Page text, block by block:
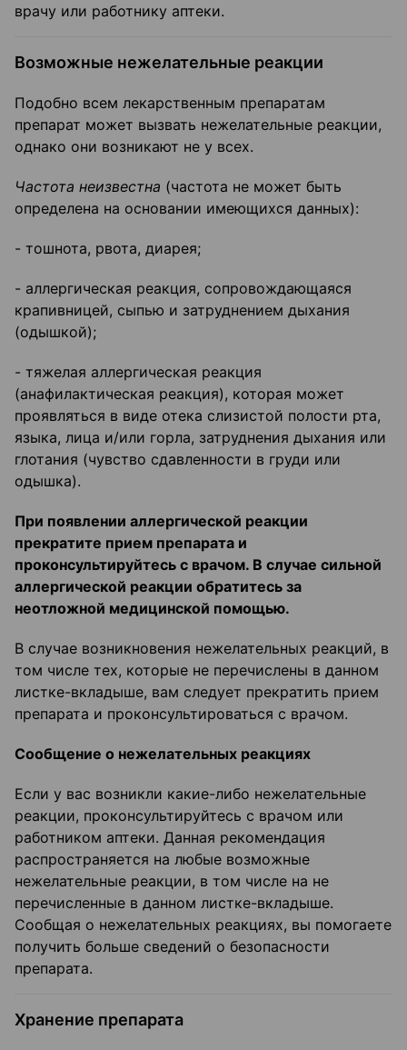
врачу или работнику аптеки.
Возможные нежелательные реакции
Подобно всем лекарственным препаратам
препарат может вызвать нежелательные реакции,
однако они возникают не у всех.
Частота неизвестна (частота не может быть
определена на основании имеющихся данных):
- тошнота, рвота, диарея;
- аллергическая реакция, сопровождающаяся
крапивницей, сыпью и затруднением дыхания
(одышкой);
- тяжелая аллергическая реакция
(анафилактическая реакция), которая может
проявляться в виде отека слизистой полости рта,
языка, лица и/или горла, затруднения дыхания или
глотания (чувство сдавленности в груди или
одышка).
При появлении аллергической реакции
прекратите прием препарата и
проконсультируйтесь с врачом. В случае сильной
аллергической реакции обратитесь за
неотложной медицинской помощью.
В случае возникновения нежелательных реакций, в
том числе тех, которые не перечислены в данном
листке-вкладыше, вам следует прекратить прием
препарата и проконсультироваться с врачом.
Сообщение о нежелательных реакциях
Если у вас возникли какие-либо нежелательные
реакции, проконсультируйтесь с врачом или
работником аптеки. Данная рекомендация
распространяется на любые возможные
нежелательные реакции, в том числе на не
перечисленные в данном листке-вкладыше.
Сообщая о нежелательных реакциях, вы помогаете
получить больше сведений о безопасности
препарата.
Хранение препарата